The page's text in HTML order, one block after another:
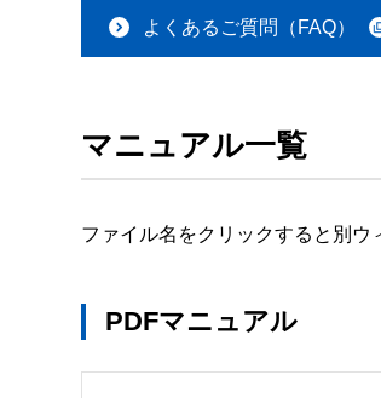
よくあるご質問（FAQ）
マニュアル一覧
ファイル名をクリックすると別ウ
PDFマニュアル